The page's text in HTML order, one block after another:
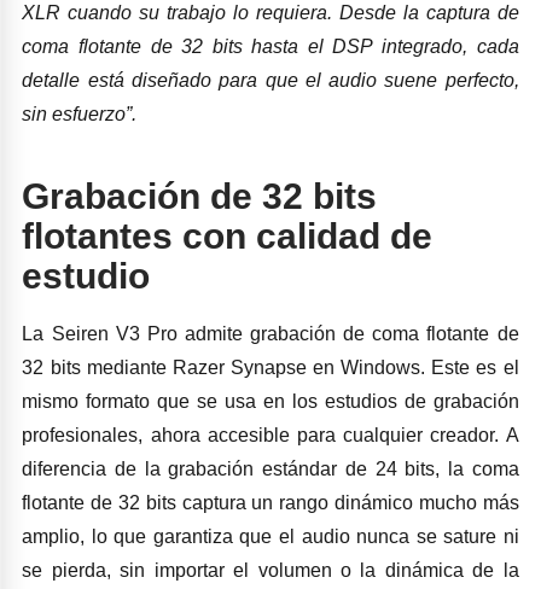
XLR cuando su trabajo lo requiera. Desde la captura de
coma flotante de 32 bits hasta el DSP integrado, cada
detalle está diseñado para que el audio suene perfecto,
sin esfuerzo”.
Grabación de 32 bits
flotantes con calidad de
estudio
La Seiren V3 Pro admite grabación de coma flotante de
32 bits mediante Razer Synapse en Windows. Este es el
mismo formato que se usa en los estudios de grabación
profesionales, ahora accesible para cualquier creador. A
diferencia de la grabación estándar de 24 bits, la coma
flotante de 32 bits captura un rango dinámico mucho más
amplio, lo que garantiza que el audio nunca se sature ni
se pierda, sin importar el volumen o la dinámica de la